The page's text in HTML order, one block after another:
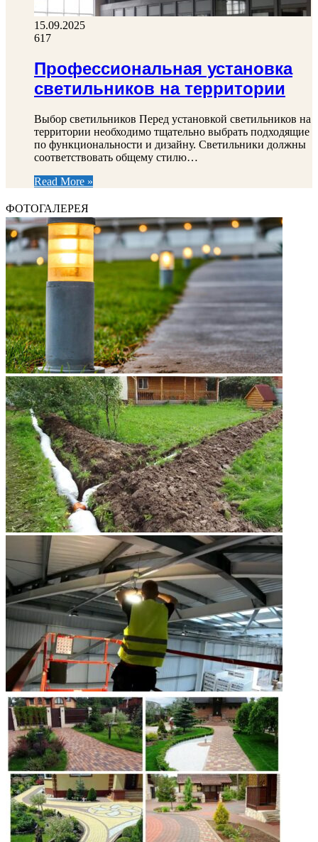
15.09.2025
617
Профессиональная установка
светильников на территории
Выбор светильников Перед установкой светильников на
территории необходимо тщательно выбрать подходящие
по функциональности и дизайну. Светильники должны
соответствовать общему стилю…
Read More »
ФОТОГАЛЕРЕЯ